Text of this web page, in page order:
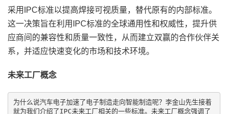
采用IPC标准以提高焊接可视质量，替代原有的内部标准。
这一决策旨在利用IPC标准的全球通用性和权威性，提升供
应商间的兼容性和质量一致性，从而建立双赢的合作伙伴关
系，并适应快速变化的市场和技术环境。
未来工厂概念
为什么说汽车电子加速了电子制造走向智能制造呢？李金山先生接着
就为我们介绍了IPC未来工厂相关的一些标准。未来工厂概念强调了